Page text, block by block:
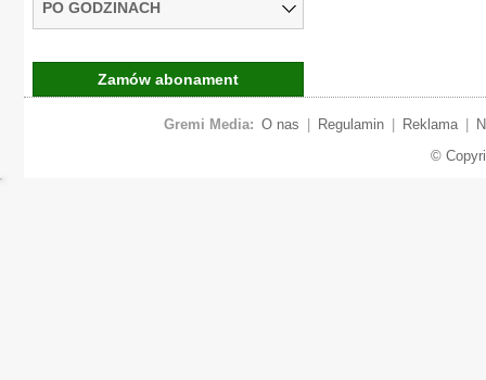
PO GODZINACH
Zamów abonament
Gremi Media: O nas Regulamin Reklama
©